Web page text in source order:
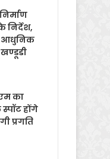
निर्देश,
आधुनिक
का
होंगे
प्रगति